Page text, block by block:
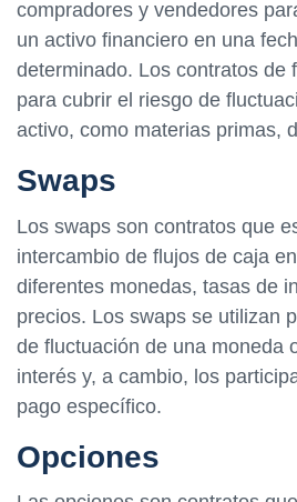
compradores y vendedores
un activo financiero en una
determinado. Los contratos de
para cubrir el riesgo de
activo, como materias primas,
Swaps
Los swaps son contratos que
intercambio de flujos de caja
diferentes monedas, tasas de
precios. Los swaps se utilizan
de fluctuación de una moneda
interés y, a cambio, los
pago específico.
Opciones